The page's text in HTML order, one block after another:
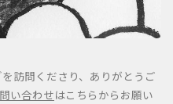
訪問くださり、ありがとうご
問い合わせはこちらからお願い